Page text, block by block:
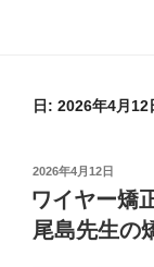
日: 2026年4月12
投
稿
日:
2026年4月12日
ワイヤー矯
尾島先生の